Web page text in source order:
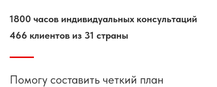
1800 часов индивидуальных консультаций
466 клиентов из 31 страны
Помогу составить четкий план